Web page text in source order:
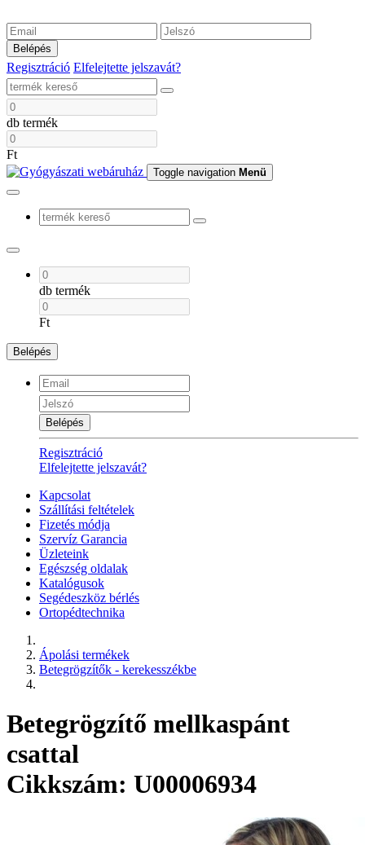
Belépés
Regisztráció Elfelejtette jelszavát?
db termék
Ft
Toggle navigation Menü
db termék
Ft
Belépés
Belépés
Regisztráció
Elfelejtette jelszavát?
Kapcsolat
Szállítási feltételek
Fizetés módja
Szervíz Garancia
Üzleteink
Egészség oldalak
Katalógusok
Segédeszköz bérlés
Ortopédtechnika
Ápolási termékek
Betegrögzítők - kerekesszékbe
Betegrögzítő mellkaspánt
csattal
Cikkszám: U00006934